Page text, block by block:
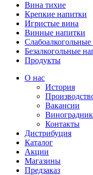
Вина тихие
Крепкие напитки
Игристые вина
Винные напитки
Безалкогольные
Продукты
О нас
История
Вакансии
Контакты
Дистрибуция
Каталог
Акции
Магазины
Предзаказ